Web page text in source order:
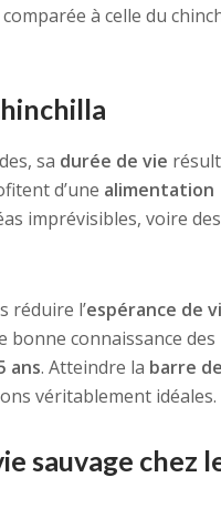
comparée à celle du
sa durée de vie
d’une alimentation
imprévisibles, voire des
réduire l’espérance de
bonne connaissance des
ans. Atteindre la barre
véritablement idéales.
sauvage chez